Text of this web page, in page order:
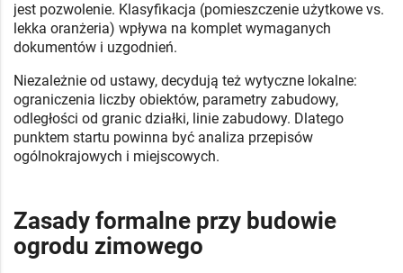
jest pozwolenie. Klasyfikacja (pomieszczenie użytkowe vs.
lekka oranżeria) wpływa na komplet wymaganych
dokumentów i uzgodnień.
Niezależnie od ustawy, decydują też wytyczne lokalne:
ograniczenia liczby obiektów, parametry zabudowy,
odległości od granic działki, linie zabudowy. Dlatego
punktem startu powinna być analiza przepisów
ogólnokrajowych i miejscowych.
Zasady formalne przy budowie
ogrodu zimowego